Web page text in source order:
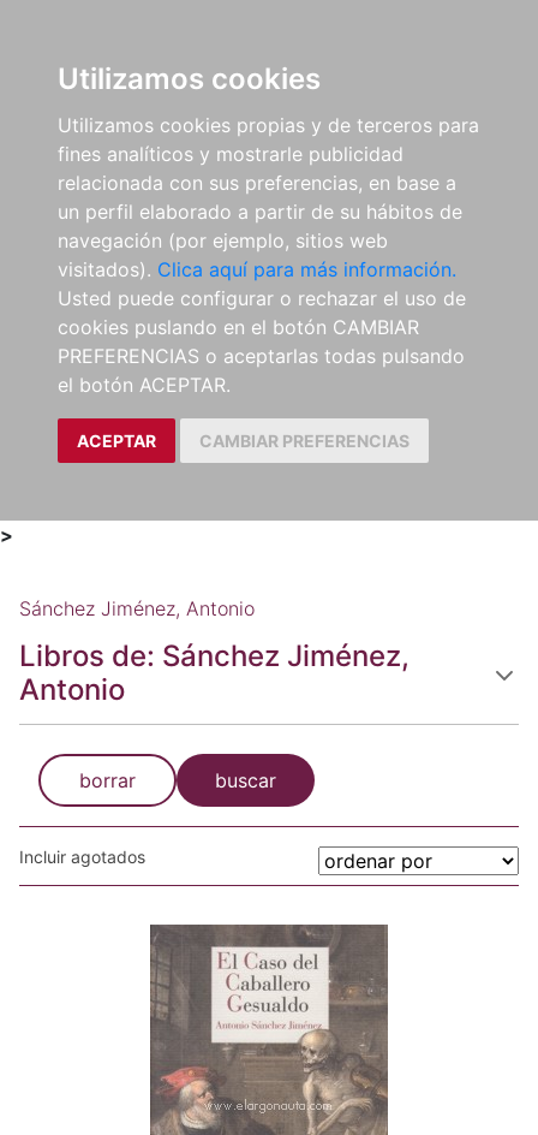
Utilizamos cookies
Utilizamos cookies propias y de terceros para
fines analíticos y mostrarle publicidad
relacionada con sus preferencias, en base a
un perfil elaborado a partir de su hábitos de
navegación (por ejemplo, sitios web
visitados). Clica aquí para más información.
Usted puede configurar o rechazar el uso de
cookies puslando en el botón CAMBIAR
PREFERENCIAS o aceptarlas todas pulsando
el botón ACEPTAR.
ACEPTAR CAMBIAR PREFERENCIAS
>
Sánchez Jiménez, Antonio
Libros de: Sánchez Jiménez,
Antonio
borrar buscar
Incluir agotados